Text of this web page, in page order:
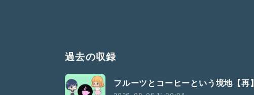
過去の収録
フルーツとコーヒーという境地【再】